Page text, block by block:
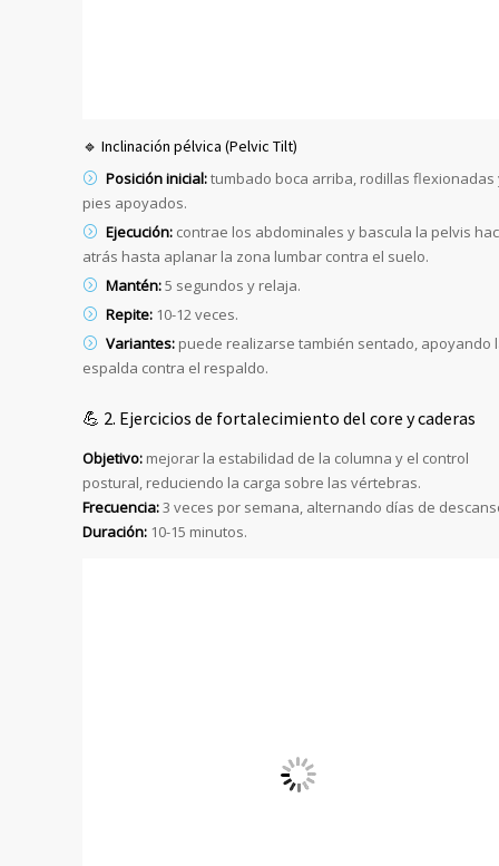
🔹 Inclinación pélvica (Pelvic Tilt)
Posición inicial:tumbado boca arriba, rodillas flexionadas
pies apoyados.
Ejecución: contrae los abdominales y bascula la pelvis
atrás hasta aplanar la zona lumbar contra el suelo.
Mantén:5 segundos y relaja.
Repite: 10-12 veces.
Variantes: puede realizarse también sentado, apoyando
espalda contra el respaldo.
💪 2. Ejercicios de fortalecimiento del core y caderas
Objetivo: mejorar la estabilidad de la columna y el control
postural, reduciendo la carga sobre las vértebras.
Frecuencia:3 veces por semana, alternando días de
Duración: 10-15 minutos.